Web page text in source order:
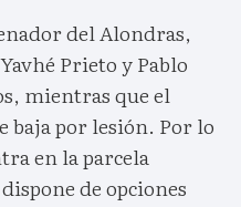
del Alondras,
Prieto y Pablo
mientras que el
baja por lesión. Por lo
en la parcela
de opciones